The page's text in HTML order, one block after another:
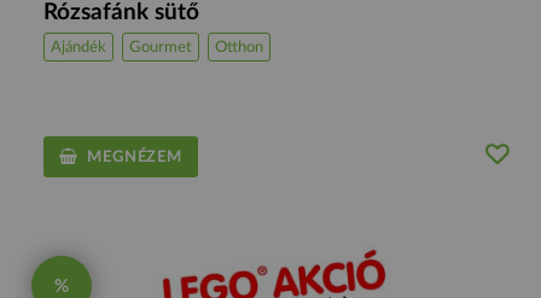
Rózsafánk sütő
Ajándék Gourmet Otthon
MEGNÉZEM
%